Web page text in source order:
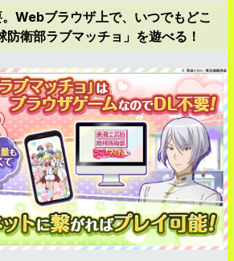
Webブラウザ上で、いつでもどこ
防衛部ラブマッチョ」を遊べる！